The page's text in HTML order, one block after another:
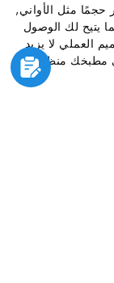
حجمًا مثل الأواني,
يتيح لك الوصول
العملي لا يزيد
مطبخك منظمًا